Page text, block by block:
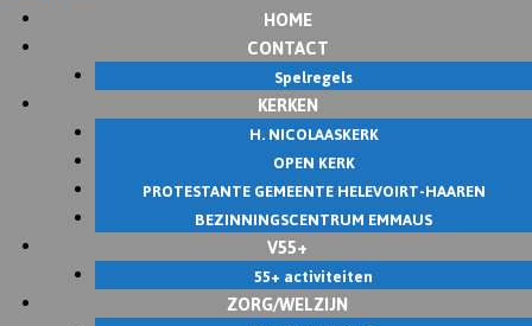
HOME
CONTACT
Spelregels
KERKEN
H. NICOLAASKERK
OPEN KERK
PROTESTANTE GEMEENTE HELEVOIRT-HAAREN
BEZINNINGSCENTRUM EMMAUS
V55+
55+ activiteiten
ZORG/WELZIJN